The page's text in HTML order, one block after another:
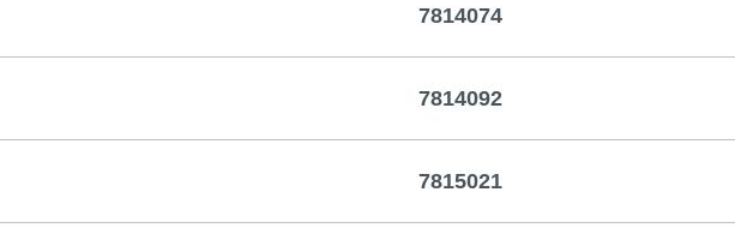
7814074
7814092
7815021